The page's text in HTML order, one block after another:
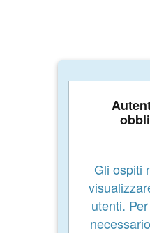
Gli ospiti
utenti.